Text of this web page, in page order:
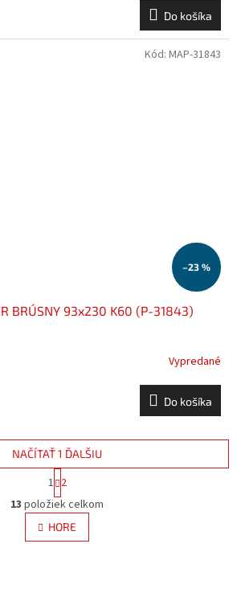
Do košíka
–23 %
BRÚSNY 93x230 K60 (P-31843)
Vypredané
Do košíka
Kód: MAP-31843
O
v
l
á
NAČÍTAŤ 1 ĎALŠIU
S
t
r
á
n
k
1 2
13 položiek celkom
HORE